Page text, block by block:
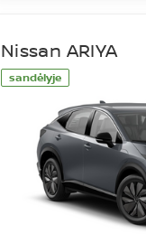
sandėlyje
Nissan ARIYA